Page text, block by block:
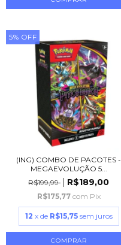
5% OFF
(ING) COMBO DE PACOTES -
MEGAEVOLUÇÃO 5...
R$199,99
R$189,00
R$175,77 com Pix
12 x de R$15,75 sem juros